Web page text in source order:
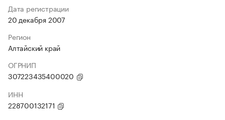
Дата регистрации
20 декабря 2007
Регион
Алтайский край
ОГРНИП
307223435400020
ИНН
228700132171